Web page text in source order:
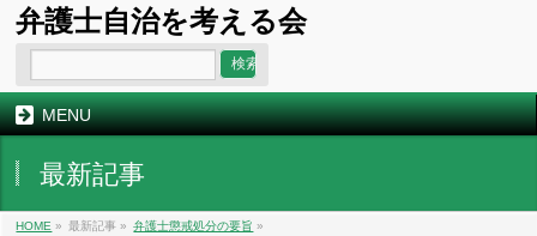
弁護士自治を考える会
MENU
最新記事
HOME » 最新記事 » 弁護士懲戒処分の要旨 »